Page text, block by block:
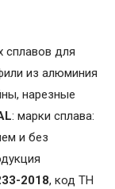
сплавов для
из алюминия
нарезные
: марки сплава:
и без
2018, код ТН